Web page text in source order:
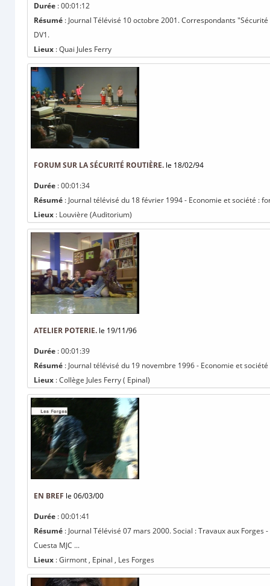
Durée : 00:01:12
Résumé : Journal Télévisé 10 octobre 2001. Correspondants
DV1.
Lieux : Quai Jules Ferry
FORUM SUR LA SÉCURITÉ ROUTIÈRE. le 18/02/94
Durée : 00:01:34
Résumé : Journal télévisé du 18 février 1994 - Economie et société :
Lieux : Louvière (Auditorium)
ATELIER POTERIE. le 19/11/96
Durée : 00:01:39
Résumé : Journal télévisé du 19 novembre 1996 - Economie et
Lieux : Collège Jules Ferry ( Epinal)
EN BREF le 06/03/00
Durée : 00:01:41
Résumé : Journal Télévisé 07 mars 2000. Social : Travaux aux
Cuesta MJC ...
Lieux : Girmont , Epinal , Les Forges